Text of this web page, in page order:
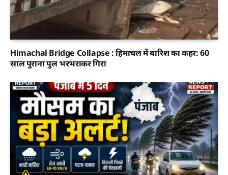
Himachal Bridge Collapse : हिमाचल में बारिश का कहर: 60
साल पुराना पुल भरभराकर गिरा